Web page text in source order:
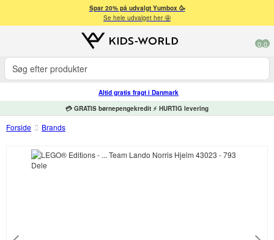
Spar 20% på udvalgt Yumbox 🥳
Se hele udvalget her 🤩
0 0
Altid gratis fragt i Danmark
💳 GRATIS børnepengekredit ⚡ HURTIG levering
Forside Brands